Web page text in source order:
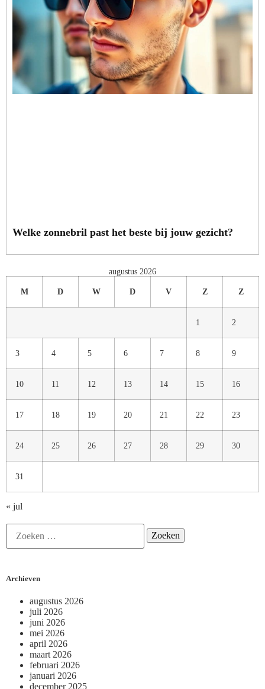
Welke zonnebril past het beste bij jouw gezicht?
augustus 2026
M D W D V Z Z
1 2
3 4 5 6 7 8 9
10 11 12 13 14 15 16
17 18 19 20 21 22 23
24 25 26 27 28 29 30
31
« jul
Archieven
augustus 2026
juli 2026
juni 2026
mei 2026
april 2026
maart 2026
februari 2026
januari 2026
december 2025